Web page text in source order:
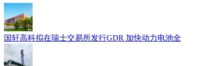
国轩高科拟在瑞士交易所发行GDR 加快动力电池全